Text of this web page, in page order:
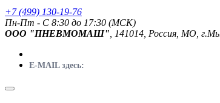
+7 (499) 130-19-76
Пн-Пт - C 8:30 до 17:30 (МСК)
ООО "ПНЕВМОМАШ" , 141014, Россия, МО,
E-MAIL здесь: